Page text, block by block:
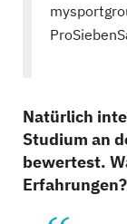
Natürlich
Studium an
bewertest.